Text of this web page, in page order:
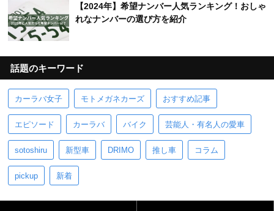
【2024年】希望ナンバー人気ランキング！おしゃ
れなナンバーの選び方を紹介
話題のキーワード
カーラバ女子 モトメガネカーズ おすすめ記事
エピソード カーラバ バイク 芸能人・有名人の愛車
sotoshiru 新型車 DRIMO 推し車 コラム
pickup 新着